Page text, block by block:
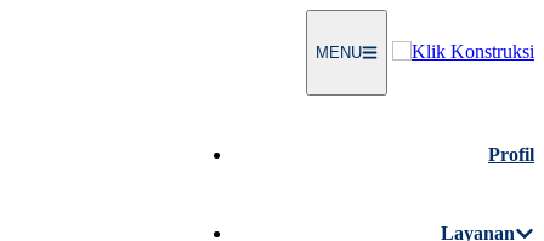
MENU
Profil
Layanan